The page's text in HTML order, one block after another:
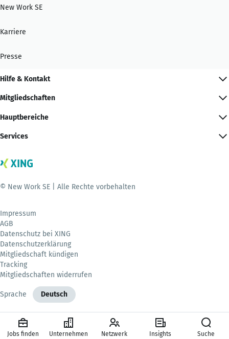
New Work SE
Karriere
Presse
Hilfe & Kontakt
Mitgliedschaften
Hauptbereiche
Services
© New Work SE | Alle Rechte vorbehalten
Impressum
AGB
Datenschutz bei XING
Datenschutzerklärung
Mitgliedschaft kündigen
Tracking
Mitgliedschaften widerrufen
Sprache Deutsch
Jobs finden Unternehmen Netzwerk Insights Suche